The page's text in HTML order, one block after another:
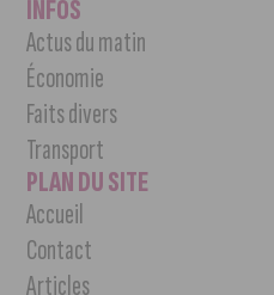
INFOS
Actus du matin
Économie
Faits divers
Transport
PLAN DU SITE
Accueil
Contact
Articles